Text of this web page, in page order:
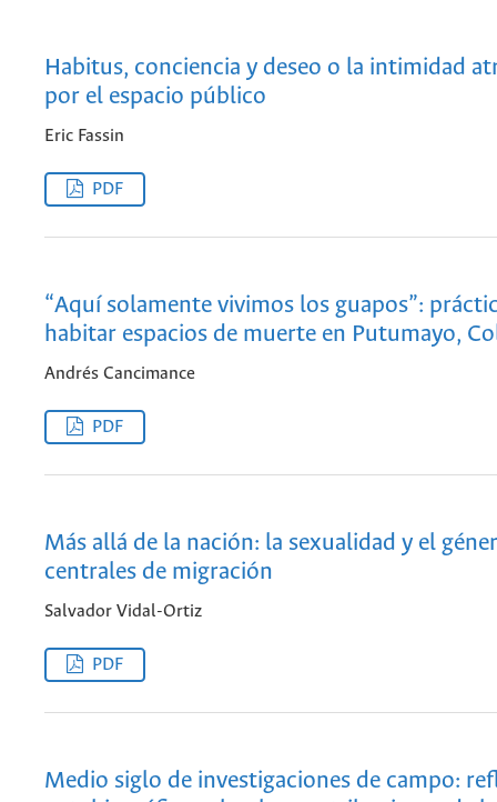
Habitus, conciencia y deseo o la intimidad
por el espacio público
Eric Fassin
PDF
“Aquí solamente vivimos los guapos”:
habitar espacios de muerte en Putumayo,
Andrés Cancimance
PDF
Más allá de la nación: la sexualidad y el
centrales de migración
Salvador Vidal-Ortiz
PDF
Medio siglo de investigaciones de campo: